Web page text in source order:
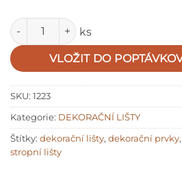
Množství
ks
VLOŽIT DO
SKU: 1223
Kategorie: DEKORAČNÍ LIŠTY
Štítky: dekorační lišty, dekorační prvky,
stropní lišty